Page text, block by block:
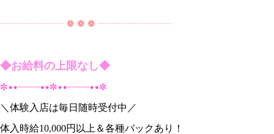
┈┈┈┈┈┈┈ ❁ ❁ ❁ ┈┈┈┈┈┈┈┈
◆お給料の上限なし◆
✼••┈┈┈┈••✼••┈┈┈┈••✼
＼体験入店は毎日随時受付中／
体入時給10,000円以上＆各種バックあり！